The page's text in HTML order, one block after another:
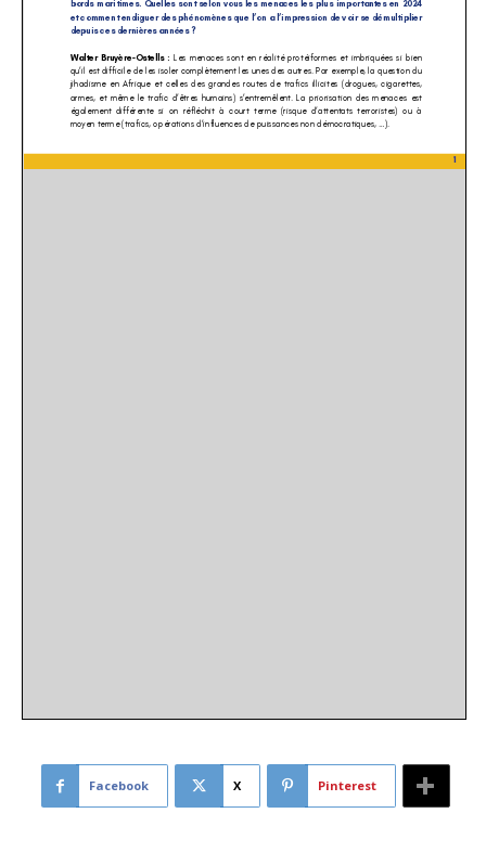
Facebook X Pinterest